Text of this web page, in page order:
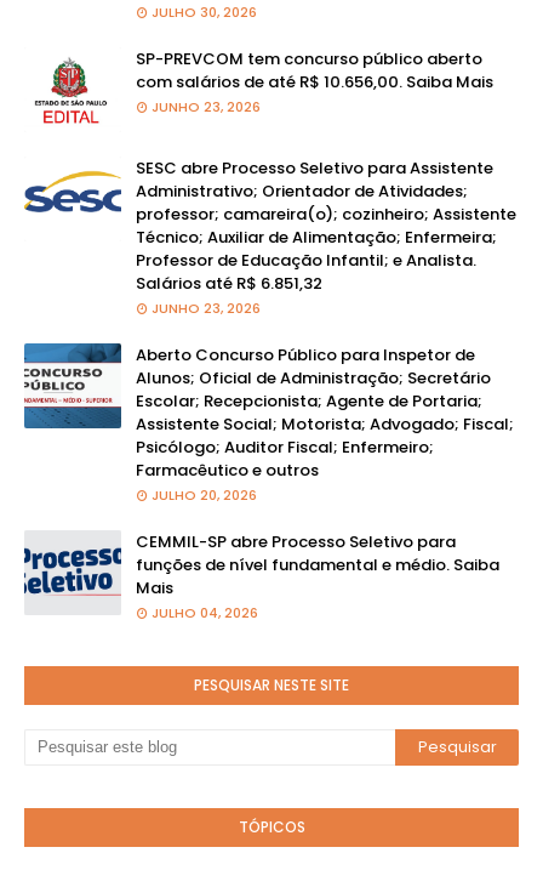
JULHO 30, 2026
SP-PREVCOM tem concurso público aberto
com salários de até R$ 10.656,00. Saiba Mais
JUNHO 23, 2026
SESC abre Processo Seletivo para Assistente
Administrativo; Orientador de Atividades;
professor; camareira(o); cozinheiro; Assistente
Técnico; Auxiliar de Alimentação; Enfermeira;
Professor de Educação Infantil; e Analista.
Salários até R$ 6.851,32
JUNHO 23, 2026
Aberto Concurso Público para Inspetor de
Alunos; Oficial de Administração; Secretário
Escolar; Recepcionista; Agente de Portaria;
Assistente Social; Motorista; Advogado; Fiscal;
Psicólogo; Auditor Fiscal; Enfermeiro;
Farmacêutico e outros
JULHO 20, 2026
CEMMIL-SP abre Processo Seletivo para
funções de nível fundamental e médio. Saiba
Mais
JULHO 04, 2026
PESQUISAR NESTE SITE
TÓPICOS